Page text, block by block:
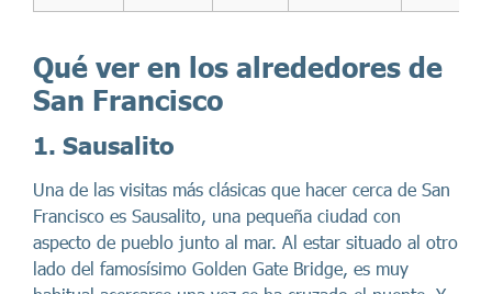
Qué ver en los alrededores de
San Francisco
1. Sausalito
Una de las visitas más clásicas que hacer cerca de San
Francisco es Sausalito, una pequeña ciudad con
aspecto de pueblo junto al mar. Al estar situado al otro
lado del famosísimo Golden Gate Bridge, es muy